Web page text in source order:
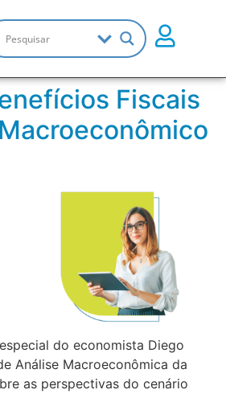
Fiscais
do economista Diego
Análise Macroeconômica da
as perspectivas do cenário